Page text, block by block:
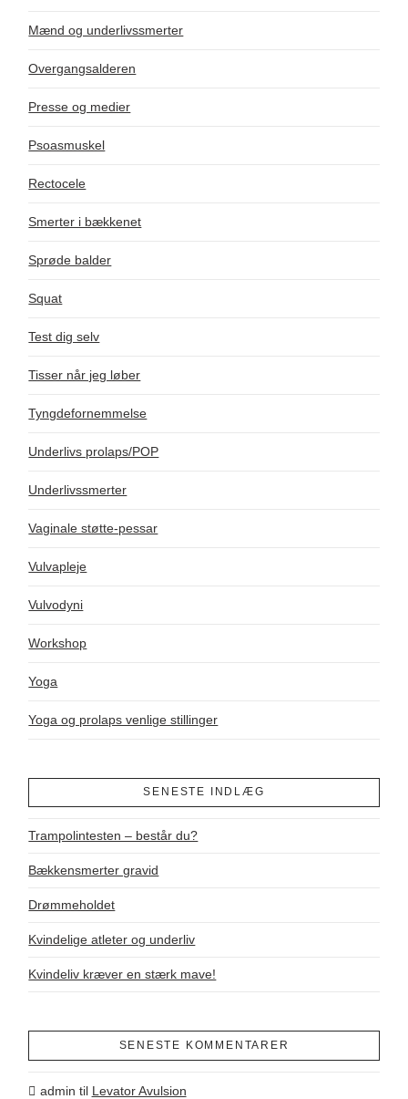
Mænd og underlivssmerter
Overgangsalderen
Presse og medier
Psoasmuskel
Rectocele
Smerter i bækkenet
Sprøde balder
Squat
Test dig selv
Tisser når jeg løber
Tyngdefornemmelse
Underlivs prolaps/POP
Underlivssmerter
Vaginale støtte-pessar
Vulvapleje
Vulvodyni
Workshop
Yoga
Yoga og prolaps venlige stillinger
SENESTE INDLÆG
Trampolintesten – består du?
Bækkensmerter gravid
Drømmeholdet
Kvindelige atleter og underliv
Kvindeliv kræver en stærk mave!
SENESTE KOMMENTARER
admin til Levator Avulsion